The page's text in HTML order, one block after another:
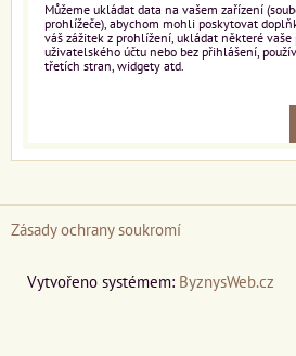
Můžeme ukládat data na vašem zařízení
prohlížeče), abychom mohli poskytovat
váš zážitek z prohlížení, ukládat některé vaše
uživatelského účtu nebo bez přihlášení,
třetích stran, widgety atd.
Zásady ochrany soukromí
Vytvořeno systémem: ByznysWeb.cz